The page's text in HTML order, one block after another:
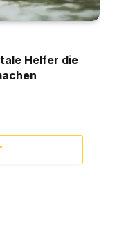
Helfer die